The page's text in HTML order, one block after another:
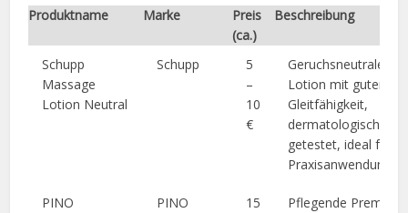
Produktname Marke
Preis
(ca.)
Beschreibung
Schupp
Massage
Lotion Neutral
Schupp
5
–
10
€
Geruchsneutrale
Lotion mit guter
Gleitfähigkeit,
dermatologisch
getestet, ideal für
PINO
PINO
15
Pflegende